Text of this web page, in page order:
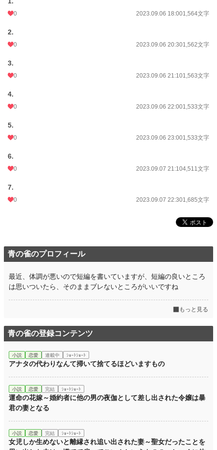
0 2023.09.06 18:001,564文字
2.
0 2023.09.06 20:301,562文字
3.
0 2023.09.06 21:101,563文字
4.
0 2023.09.06 22:001,533文字
5.
0 2023.09.06 23:001,533文字
6.
0 2023.09.07 21:104,511文字
7.
0 2023.09.07 22:301,685文字
青の雀のプロフィール
最近、体調が悪いので短編を書いていますが、短編の良いところ
は思いついたら、そのままブレないところがいいですね
もっと見る
青の雀の登録コンテンツ
小説 恋愛 連載中 ｼｮｰﾄｼｮｰﾄ
アナタの代わりなんて掃いて捨てるほどいますもの
小説 恋愛 完結 ｼｮｰﾄｼｮｰﾄ
運命の花嫁～婚約者に他の男の夜伽として差し出された令嬢は暴
君の妻となる
小説 恋愛 完結 ｼｮｰﾄｼｮｰﾄ
女児しか生めないと離縁され追い出された妻～聖女だったことを